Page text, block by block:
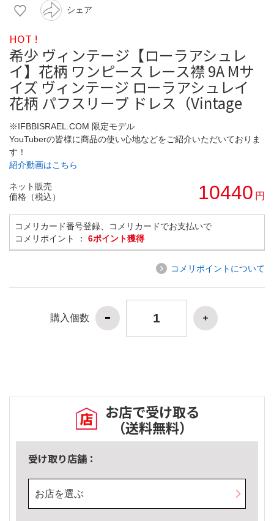
シェア
HOT !
希少 ヴィンテージ【ローラアシュレ
イ】花柄 ワンピース レース襟 9A Mサ
イズ ヴィンテージ ローラアシュレイ
花柄 パフスリーブ ドレス（Vintage
※IFBBISRAEL.COM 限定モデル
YouTuberの皆様に商品の使い心地などをご紹介いただいておりま
す！
紹介動画はこちら
ネット販売
価格（税込）
10440 円
コメリカード番号登録、コメリカードでお支払いで
コメリポイント ： 6ポイント獲得
コメリポイントについて
購入個数
お店で受け取る
（送料無料）
受け取り店舗：
お店を選ぶ